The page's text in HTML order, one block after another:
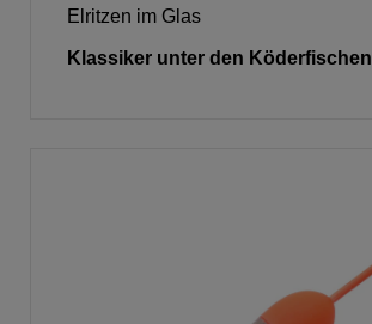
Elritzen im Glas
Klassiker unter den Köderfischen